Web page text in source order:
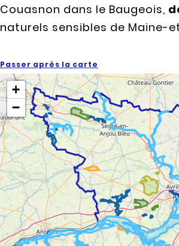
Couasnon dans le Baugeois,
naturels sensibles de Maine-
Passer après la carte
+
−